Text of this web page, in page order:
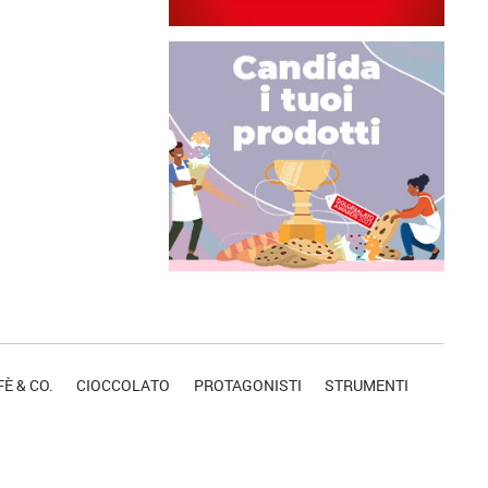
& CO. CIOCCOLATO PROTAGONISTI STRUMENTI